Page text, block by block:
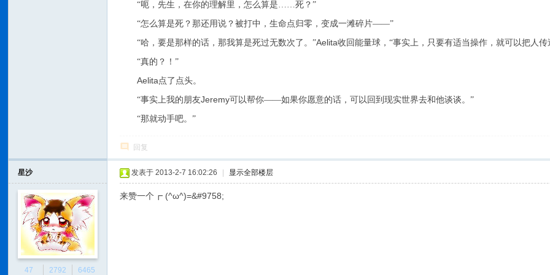
“呃，先生，在你的理解里，怎么算是……死？”
“怎么算是死？那还用说？被打中，生命点归零，变成一滩碎片——”
“哈，要是那样的话，那我算是死过无数次了。”Aelita收回能量球，“事实上，只要有适当操作，就可以把人
“真的？！”
Aelita 点了点头。
“事实上我的朋友Jeremy可以帮你——如果你愿意的话，可以回到现实世界去和他谈谈。”
“那就动手吧。”
回复
星沙
47 2792 6465
发表于 2013-2-7 16:02:26 显示全部楼层
来赞一个┏ (^ω^)=&#9758;